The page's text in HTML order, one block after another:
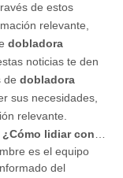
través de estos
relevante,
dobladora
noticias te den
de dobladora
sus necesidades,
relevante.
¿Cómo lidiar con la alarma cuando la máquina dobladora de alambre de acero está funcionando?
es el equipo
del